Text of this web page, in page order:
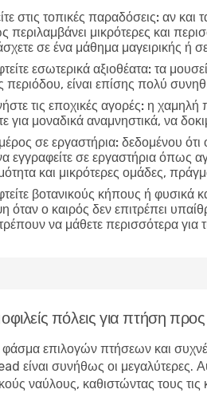
στις τοπικές παραδόσεις: αν και
περιλαμβάνει μικρότερες και
σε ένα μάθημα μαγειρικής ή
εσωτερικά αξιοθέατα: τα
περιόδου, είναι επίσης πολύ
τις εποχικές αγορές: η χαμηλή
για μοναδικά αναμνηστικά, να
σε εργαστήρια: δεδομένου ότι
εγγραφείτε σε εργαστήρια όπως
και μικρότερες ομάδες,
βοτανικούς κήπους ή φυσικά
όταν ο καιρός δεν επιτρέπει
να μάθετε περισσότερα για
πόλεις για πτήση
επιλογών πτήσεων και
είναι συνήθως οι μεγαλύτερες.
ναύλους, καθιστώντας τους